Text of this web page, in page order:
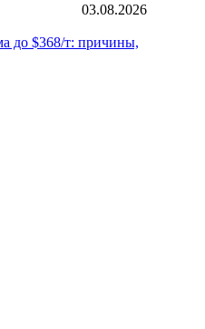
03.08.2026
до $368/т: причины,